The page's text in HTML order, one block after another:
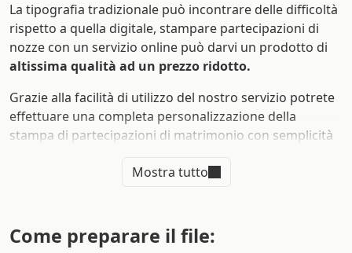
La tipografia tradizionale può incontrare delle difficoltà
rispetto a quella digitale, stampare partecipazioni di
nozze con un servizio online può darvi un prodotto di
altissima qualità ad un prezzo ridotto.
Grazie alla facilità di utilizzo del nostro servizio potrete
effettuare una completa personalizzazione della
stampa di partecipazioni di matrimonio con semplicità
partecipazioni di matrimonio eleganti
Quali sono i vantaggi della
Mostra tutto
Come preparare il file: